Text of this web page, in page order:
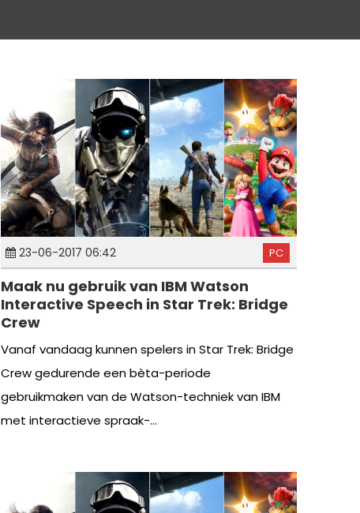
23-06-2017 06:42 PC
Maak nu gebruik van IBM Watson
Interactive Speech in Star Trek: Bridge
Crew
Vanaf vandaag kunnen spelers in Star Trek: Bridge
Crew gedurende een bèta-periode
gebruikmaken van de Watson-techniek van IBM
met interactieve spraak-...